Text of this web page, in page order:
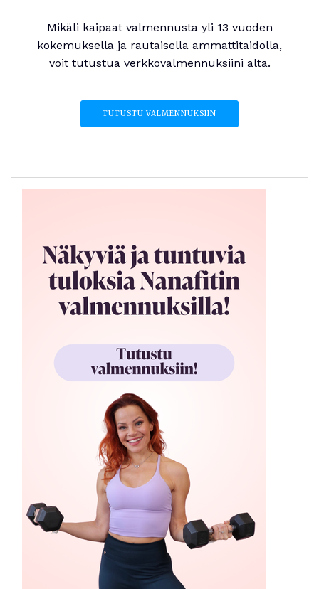
Mikäli kaipaat valmennusta yli 13 vuoden
kokemuksella ja rautaisella ammattitaidolla,
voit tutustua verkkovalmennuksiini alta.
TUTUSTU VALMENNUKSIIN